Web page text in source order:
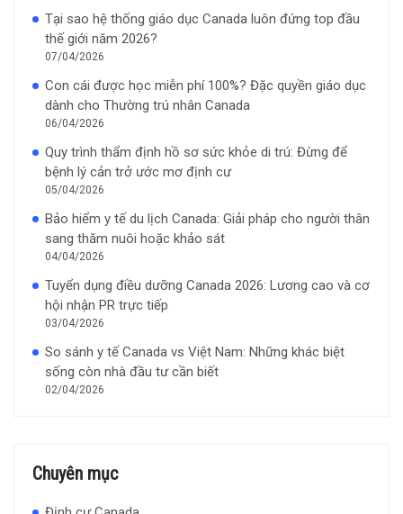
Tại sao hệ thống giáo dục Canada luôn đứng top đầu
thế giới năm 2026?
07/04/2026
Con cái được học miễn phí 100%? Đặc quyền giáo dục
dành cho Thường trú nhân Canada
06/04/2026
Quy trình thẩm định hồ sơ sức khỏe di trú: Đừng để
bệnh lý cản trở ước mơ định cư
05/04/2026
Bảo hiểm y tế du lịch Canada: Giải pháp cho người thân
sang thăm nuôi hoặc khảo sát
04/04/2026
Tuyển dụng điều dưỡng Canada 2026: Lương cao và cơ
hội nhận PR trực tiếp
03/04/2026
So sánh y tế Canada vs Việt Nam: Những khác biệt
sống còn nhà đầu tư cần biết
02/04/2026
Chuyên mục